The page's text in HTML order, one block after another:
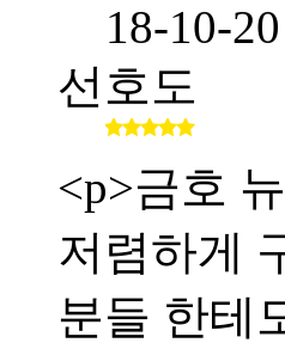
18-10-20
선호도
<p>금호
저렴하게
분들 한테